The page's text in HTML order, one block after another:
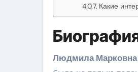
Какие
Людмила Марковна